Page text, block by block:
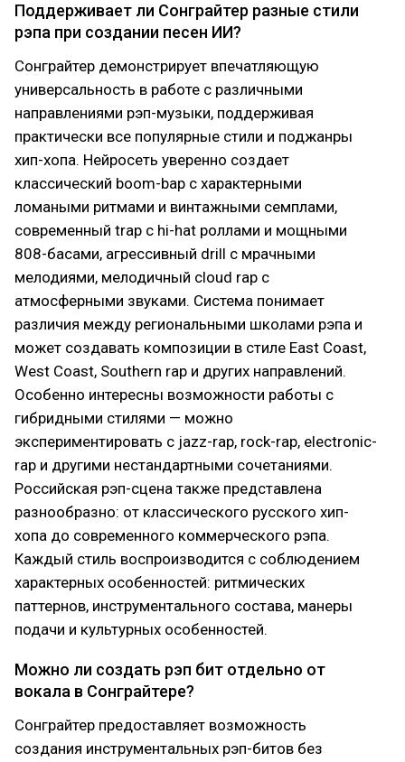
Поддерживает ли Сонграйтер разные стили
рэпа при создании песен ИИ?
Сонграйтер демонстрирует впечатляющую
универсальность в работе с различными
направлениями рэп-музыки, поддерживая
практически все популярные стили и поджанры
хип-хопа. Нейросеть уверенно создает
классический boom-bap с характерными
ломаными ритмами и винтажными семплами,
современный trap с hi-hat роллами и мощными
808-басами, агрессивный drill с мрачными
мелодиями, мелодичный cloud rap с
атмосферными звуками. Система понимает
различия между региональными школами рэпа и
может создавать композиции в стиле East Coast,
West Coast, Southern rap и других направлений.
Особенно интересны возможности работы с
гибридными стилями — можно
экспериментировать с jazz-rap, rock-rap, electronic-
rap и другими нестандартными сочетаниями.
Российская рэп-сцена также представлена
разнообразно: от классического русского хип-
хопа до современного коммерческого рэпа.
Каждый стиль воспроизводится с соблюдением
характерных особенностей: ритмических
паттернов, инструментального состава, манеры
подачи и культурных особенностей.
Можно ли создать рэп бит отдельно от
вокала в Сонграйтере?
Сонграйтер предоставляет возможность
создания инструментальных рэп-битов без